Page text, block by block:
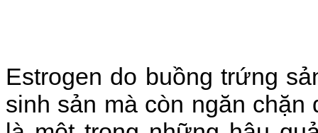
Estrogen do buồng trứng
sinh sản mà còn ngăn